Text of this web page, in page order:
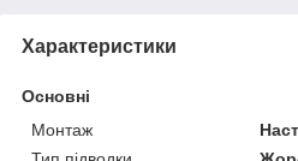
Характеристики
Основні
Монтаж